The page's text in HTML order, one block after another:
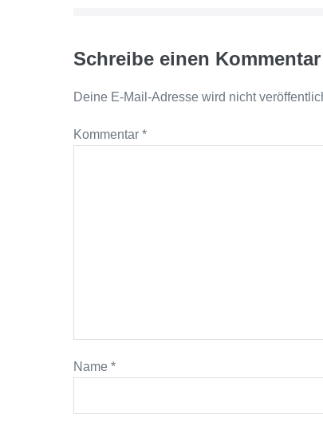
Schreibe einen Kommentar
Deine E-Mail-Adresse wird nicht
Kommentar *
Name *